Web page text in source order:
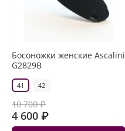
Босоножки женские Ascalini
G2829B
41 42
10 700 ₽
4 600 ₽